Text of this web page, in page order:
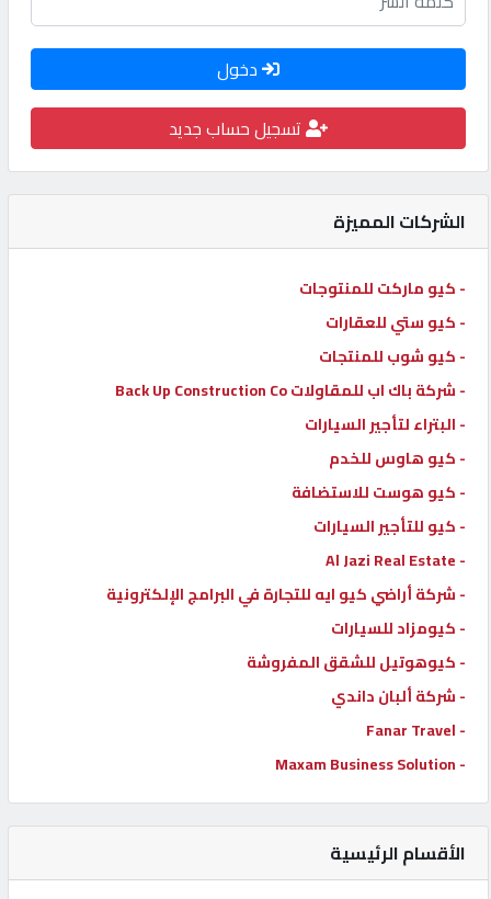
كيو
الدليل
القطري
POWERED
QHOST
دخول
تسجيل حساب جديد
الشركات المميزة
- كيو ماركت للمنتوجات
- كيو ستي للعقارات
- كيو شوب للمنتجات
- شركة باك اب للمقاولات Back Up Construction Co
- البتراء لتأجير السيارات
- كيو هاوس للخدم
- كيو هوست للاستضافة
- كيو للتأجير السيارات
- Al Jazi Real Estate
- شركة أراضي كيو ايه للتجارة في البرامج الإلكترونية
- كيومزاد للسيارات
- كيوهوتيل للشقق المفروشة
- شركة ألبان داندي
- Fanar Travel
- Maxam Business Solution
الأقسام الرئيسية